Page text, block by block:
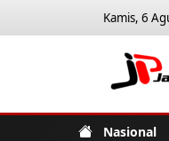
Kamis, 6
Nasional